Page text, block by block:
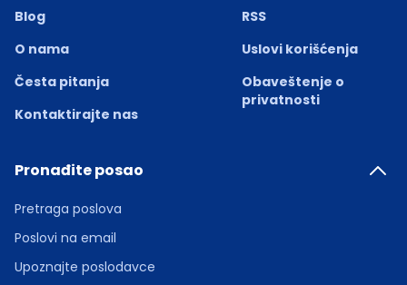
Blog
O nama
Česta pitanja
Kontaktirajte nas
RSS
Uslovi korišćenja
Obaveštenje o
privatnosti
Pronađite posao
Pretraga poslova
Poslovi na email
Upoznajte poslodavce